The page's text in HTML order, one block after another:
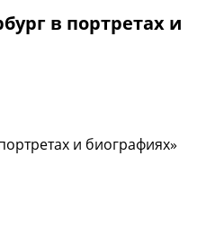
в портретах и
и биографиях»